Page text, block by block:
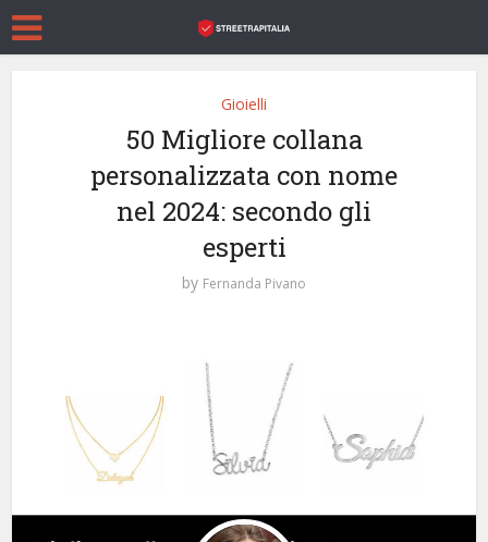
Gioielli
50 Migliore collana
personalizzata con nome
nel 2024: secondo gli
esperti
by Fernanda Pivano